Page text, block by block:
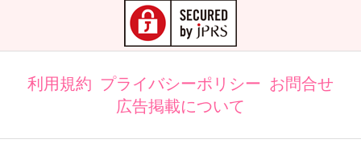
利用規約 プライバシーポリシー お問合せ
広告掲載について